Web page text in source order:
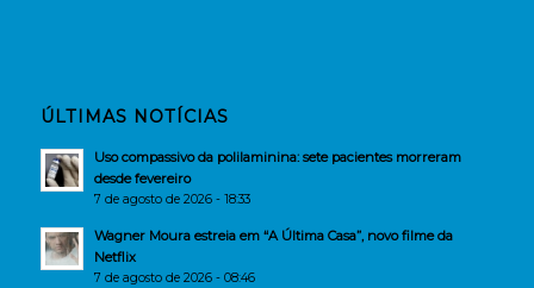
ÚLTIMAS NOTÍCIAS
Uso compassivo da polilaminina: sete pacientes morreram
desde fevereiro
7 de agosto de 2026 - 18:33
Wagner Moura estreia em “A Última Casa”, novo filme da
Netflix
7 de agosto de 2026 - 08:46